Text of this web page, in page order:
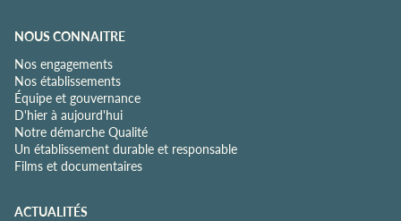
NOUS CONNAITRE
Nos engagements
Nos établissements
Équipe et gouvernance
D'hier à aujourd'hui
Notre démarche Qualité
Un établissement durable et responsable
Films et documentaires
ACTUALITÉS